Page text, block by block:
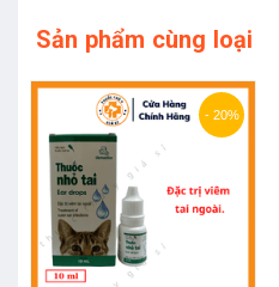
Sản phẩm cùng loại
- 20%